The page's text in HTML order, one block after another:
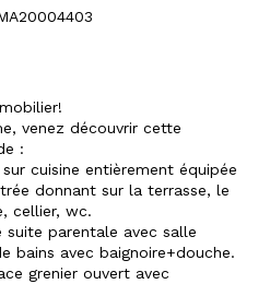
venez découvrir cette
:
cuisine entièrement équipée
donnant sur la terrasse, le
cellier, wc.
parentale avec salle
bains avec baignoire+douche.
grenier ouvert avec